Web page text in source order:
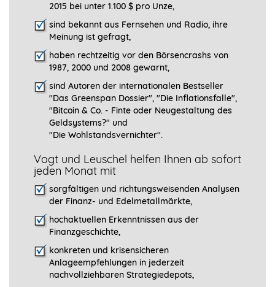
2015 bei unter 1.100 $ pro Unze,
sind bekannt aus Fernsehen und Radio, ihre
Meinung ist gefragt,
haben rechtzeitig vor den Börsencrashs von
1987, 2000 und 2008 gewarnt,
sind Autoren der internationalen Bestseller
"Das Greenspan Dossier", "Die Inflationsfalle",
"Bitcoin & Co. - Finte oder Neugestaltung des
Geldsystems?" und
"Die Wohlstandsvernichter".
Vogt und Leuschel helfen Ihnen ab sofort
jeden Monat mit
sorgfältigen und richtungsweisenden Analysen
der Finanz- und Edelmetallmärkte,
hochaktuellen Erkenntnissen aus der
Finanzgeschichte,
konkreten und krisensicheren
Anlageempfehlungen in jederzeit
nachvollziehbaren Strategiedepots,